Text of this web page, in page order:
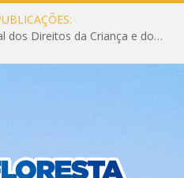
Eleição do Conselho Municipal dos Direitos da Criança e do Adolescente CMDCA 2026